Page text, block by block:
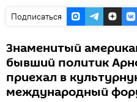
Подписаться
Знаменитый
бывший политик
приехал в
международный